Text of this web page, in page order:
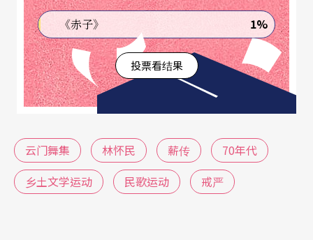
我还在继续长大，在〈龙的传人〉、〈青海的草
原〉、〈鹿港小镇〉及〈橄榄树〉的歌词里迷迷糊
糊地长大，在《夜行货车》、《看海的日子》、
《代马输卒手记》这些小说里，懵懂地认识政治社
会框架下人性的困顿，老百姓的矛盾与挣扎。我还
的祖籍注载之外。
1979年冬天，住在高雄火车站附近的我，目睹了军
《赤子》 1%
投票看结果
云门舞集 林怀民 薪传
70年代
乡土文学运动
民歌运动 戒严